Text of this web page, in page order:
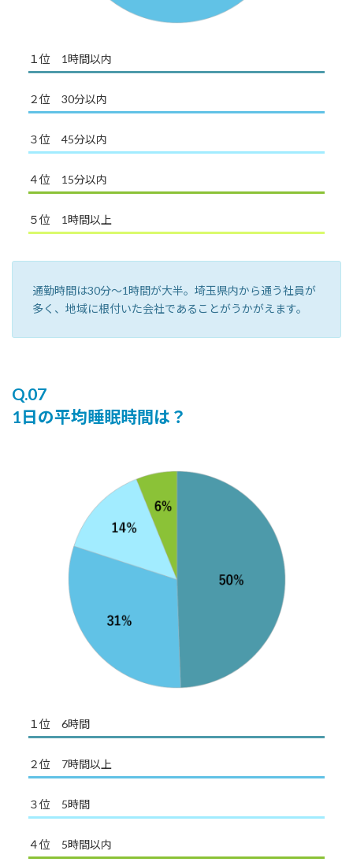
１位 1時間以内
２位 30分以内
３位 45分以内
４位 15分以内
５位 1時間以上
通勤時間は30分〜1時間が大半。埼玉県内から通う社員が
多く、地域に根付いた会社であることがうかがえます。
Q.07
1日の平均睡眠時間は？
１位 6時間
２位 7時間以上
３位 5時間
４位 5時間以内